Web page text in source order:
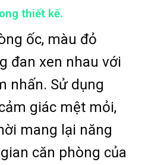
thiết kế.
ốc, màu đỏ
đan xen nhau với
nhấn. Sử dụng
giác mệt mỏi,
mang lại năng
căn phòng của